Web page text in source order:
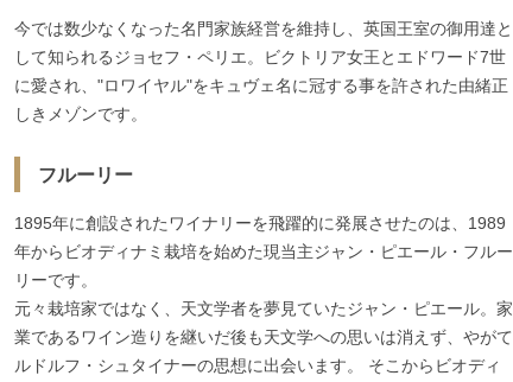
今では数少なくなった名門家族経営を維持し、英国王室の御用達と
して知られるジョセフ・ペリエ。ビクトリア女王とエドワード7世
に愛され、"ロワイヤル"をキュヴェ名に冠する事を許された由緒正
しきメゾンです。
フルーリー
1895年に創設されたワイナリーを飛躍的に発展させたのは、1989
年からビオディナミ栽培を始めた現当主ジャン・ピエール・フルー
リーです。
元々栽培家ではなく、天文学者を夢見ていたジャン・ピエール。家
業であるワイン造りを継いだ後も天文学への思いは消えず、やがて
ルドルフ・シュタイナーの思想に出会います。 そこからビオディ